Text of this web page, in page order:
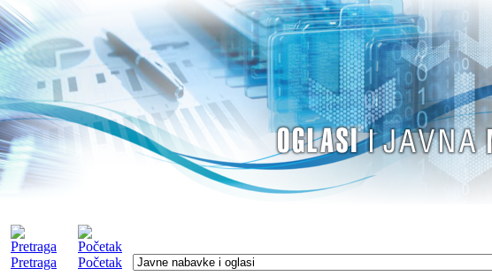
Pretraga
Početak